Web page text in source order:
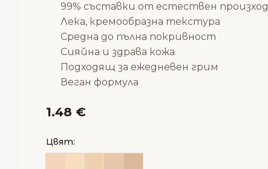
99% съставки от естествен произход
Лека, кремообразна текстура
Средна до пълна покривност
Сияйна и здрава кожа
Подходящ за ежедневен грим
Веган формула
1.48 €
Цвят: